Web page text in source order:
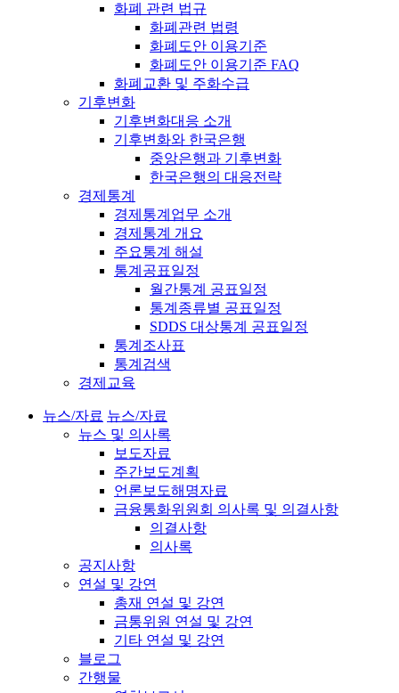
화폐 관련 법규
화폐관련 법령
화폐도안 이용기준
화폐도안 이용기준 FAQ
화폐교환 및 주화수급
기후변화
기후변화대응 소개
기후변화와 한국은행
중앙은행과 기후변화
한국은행의 대응전략
경제통계
경제통계업무 소개
경제통계 개요
주요통계 해설
통계공표일정
월간통계 공표일정
통계종류별 공표일정
SDDS 대상통계 공표일정
통계조사표
통계검색
경제교육
뉴스/자료 뉴스/자료
뉴스 및 의사록
보도자료
주간보도계획
언론보도해명자료
금융통화위원회 의사록 및 의결사항
의결사항
의사록
공지사항
연설 및 강연
총재 연설 및 강연
금통위원 연설 및 강연
기타 연설 및 강연
블로그
간행물